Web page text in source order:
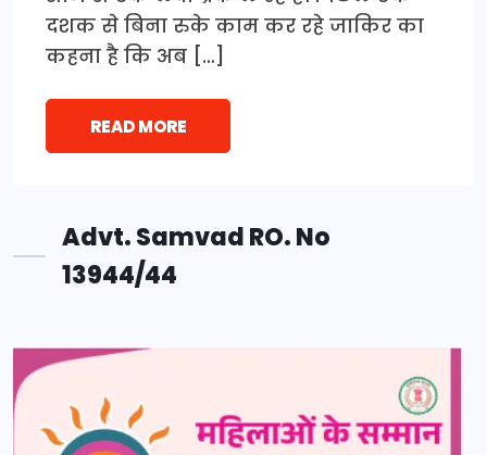
दशक से बिना रुके काम कर रहे जाकिर का
कहना है कि अब […]
READ MORE
Advt. Samvad RO. No
13944/44